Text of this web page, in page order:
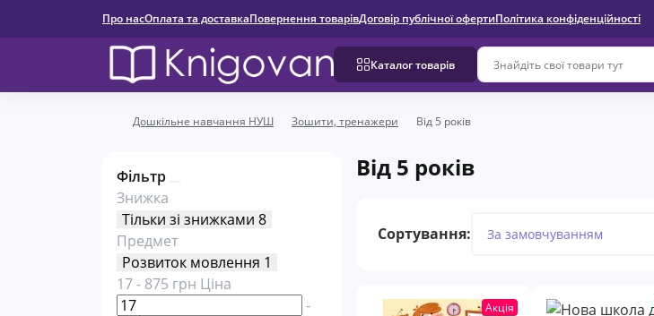
Про насОплата та доставкаПовернення товарівДоговір публічної офертиПолітика конфіденційності
Каталог товарів
Дошкільне навчання НУШ Зошити, тренажери Від 5 років
Фільтр
Знижка
Тільки зі знижками 8
Предмет
Розвиток мовлення 1
17- 875 грн Ціна
-
Від 5 років
Сортування:
Акція